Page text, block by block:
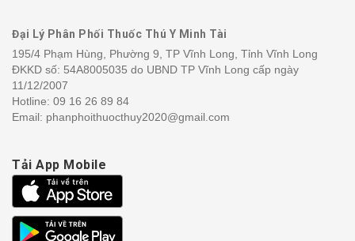
Đại Lý Phân Phối Thuốc Thú Y Minh Tài
195/4 Phạm Hùng, Phường 9, TP Vĩnh Long, Tỉnh Vĩnh Long
ĐKKD số: 54A8005035 do UBND TP Vĩnh Long cấp ngày
11/12/2007
Hotline: 09 16 26 89 84
Email: phanphoithuocthuy2020@gmail.com
Tải App Mobile